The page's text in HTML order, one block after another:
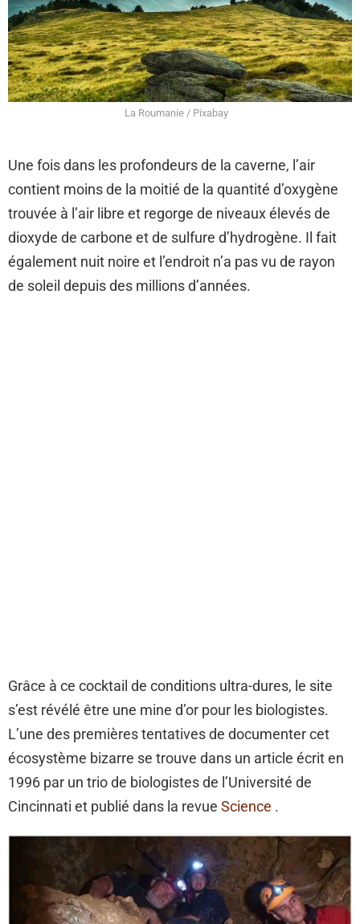
La Roumanie / Pixabay
Une fois dans les profondeurs de la caverne, l’air
contient moins de la moitié de la quantité d’oxygène
trouvée à l’air libre et regorge de niveaux élevés de
dioxyde de carbone et de sulfure d’hydrogène. Il fait
également nuit noire et l’endroit n’a pas vu de rayon
de soleil depuis des millions d’années.
Grâce à ce cocktail de conditions ultra-dures, le site
s’est révélé être une mine d’or pour les biologistes.
L’une des premières tentatives de documenter cet
écosystème bizarre se trouve dans un article écrit en
1996 par un trio de biologistes de l’Université de
Cincinnati et publié dans la revue Science .